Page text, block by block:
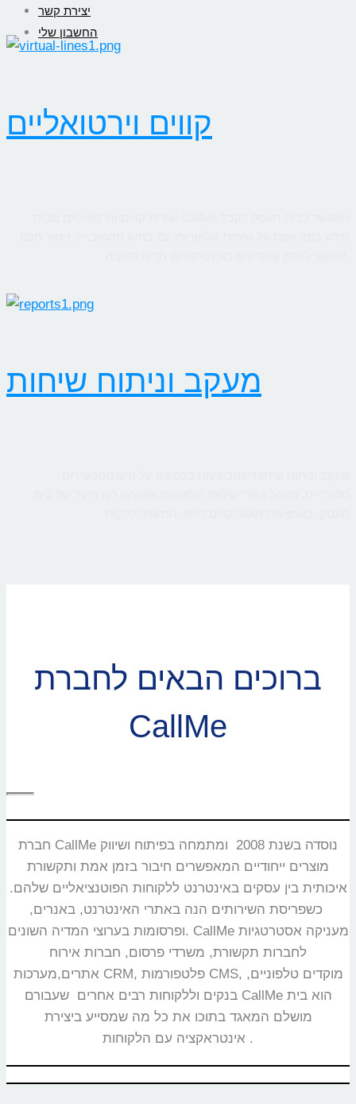
יצירת קשר
החשבון שלי
קווים וירטואליים
מעקב וניתוח שיחות
ברוכים הבאים לחברת
CallMe
חברת CallMe נוסדה בשנת 2008 ומתמחה בפיתוח ושיווק
מוצרים ייחודיים המאפשרים חיבור בזמן אמת ותקשורת
איכותית בין עסקים באינטרנט ללקוחות הפוטנציאליים שלהם.
כשפריסת השירותים הנה באתרי האינטרנט, באנרים,
ופרסומות בערוצי המדיה השונים. CallMe מעניקה אסטרטגיות
לחברות תקשורת, משרדי פרסום, חברות אירוח
אתרים,מערכות CRM, פלטפורמות CMS, מוקדים טלפוניים,
בנקים וללקוחות רבים אחרים שעבורם CallMe הוא בית
מושלם המאגד בתוכו את כל מה שמסייע ביצירת
אינטראקציה עם הלקוחות.